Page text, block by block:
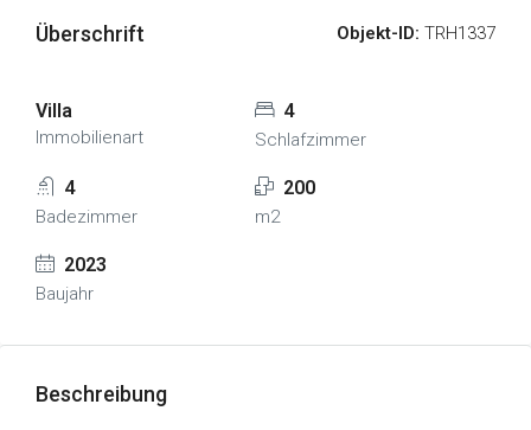
Überschrift Objekt-ID: TRH1337
Villa
Immobilienart
4
Schlafzimmer
4
Badezimmer
200
m2
2023
Baujahr
Beschreibung